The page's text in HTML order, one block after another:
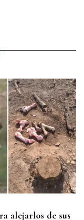
alejarlos de sus